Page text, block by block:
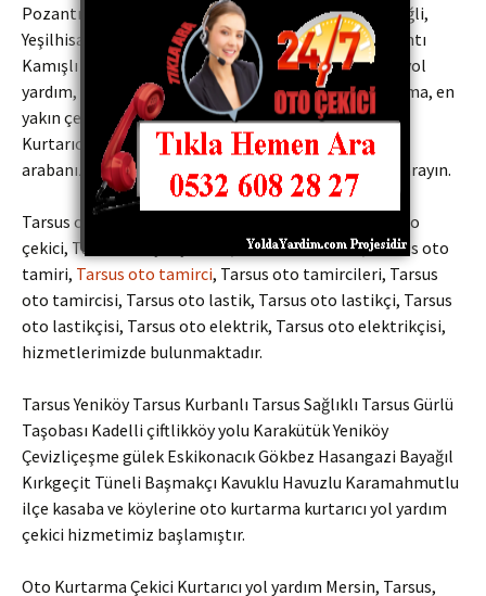
Pozantı, Akçatekir, Niğde, Kolsuz, Taşpınar, Bor, Ereğli,
Yeşilhisar Araplı il ve ilçelerine Niğde Çamardı, Pozantı
Kamışlı Oto kurtarma, oto çekici, oto kurtarıcı, oto yol
yardım, vinç, araç kurtarma, oto servis, araba kurtarma, en
yakın çekici hizmetlerini sunmaktayız. Oto Çekiciler
Kurtarıcılar Yol yardım şirketleri bize fiyat sormadan
arabanızı çektirmeyin Kaliteli ve uygun fiyatlar için arayın.
Tarsus oto Kurtarma, Tarsus oto kurtarıcı, Tarsus oto
çekici, Tarsus oto yol yardım,
Tarsus oto tamir, Tarsus oto
tamiri, Tarsus oto tamirci, Tarsus oto tamircileri, Tarsus
oto tamircisi, Tarsus oto lastik, Tarsus oto lastikçi, Tarsus
oto lastikçisi, Tarsus oto elektrik, Tarsus oto elektrikçisi,
hizmetlerimizde bulunmaktadır.
Tarsus Yeniköy Tarsus Kurbanlı Tarsus Sağlıklı Tarsus Gürlü
Taşobası Kadelli çiftlikköy yolu Karakütük Yeniköy
Çevizliçeşme gülek Eskikonacık Gökbez Hasangazi Bayağıl
Kırkgeçit Tüneli Başmakçı Kavuklu Havuzlu Karamahmutlu
ilçe kasaba ve köylerine oto kurtarma kurtarıcı yol yardım
çekici hizmetimiz başlamıştır.
Oto Kurtarma Çekici Kurtarıcı yol yardım Mersin, Tarsus,